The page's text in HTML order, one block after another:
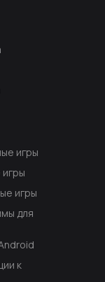
игры
игры
для
к